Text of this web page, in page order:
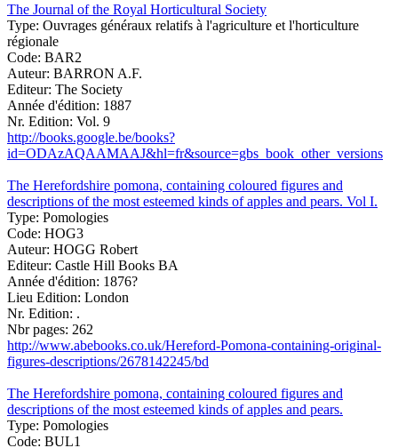
The Journal of the Royal Horticultural Society
Type: Ouvrages généraux relatifs à l'agriculture et l'horticulture
régionale
Code: BAR2
Auteur: BARRON A.F.
Editeur: The Society
Année d'édition: 1887
Nr. Edition: Vol. 9
http://books.google.be/books?
id=ODAzAQAAMAAJ&hl=fr&source=gbs_book_other_versions
The Herefordshire pomona, containing coloured figures and
descriptions of the most esteemed kinds of apples and pears. Vol I.
Type: Pomologies
Code: HOG3
Auteur: HOGG Robert
Editeur: Castle Hill Books BA
Année d'édition: 1876?
Lieu Edition: London
Nr. Edition: .
Nbr pages: 262
http://www.abebooks.co.uk/Hereford-Pomona-containing-original-
figures-descriptions/2678142245/bd
The Herefordshire pomona, containing coloured figures and
descriptions of the most esteemed kinds of apples and pears.
Type: Pomologies
Code: BUL1